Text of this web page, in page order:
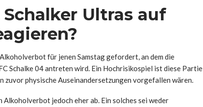
Ultras auf
für jenen Samstag gefordert, an dem die
Schalke 04 antreten wird. Ein Hochrisikospiel ist diese Partie
zuvor physische Auseinandersetzungen vorgefallen wären.
Alkoholverbot jedoch eher ab. Ein solches sei weder